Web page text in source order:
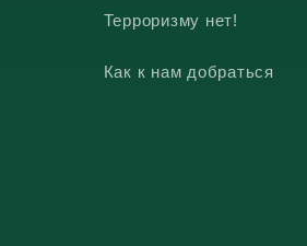
Терроризму нет!
Как к нам добраться